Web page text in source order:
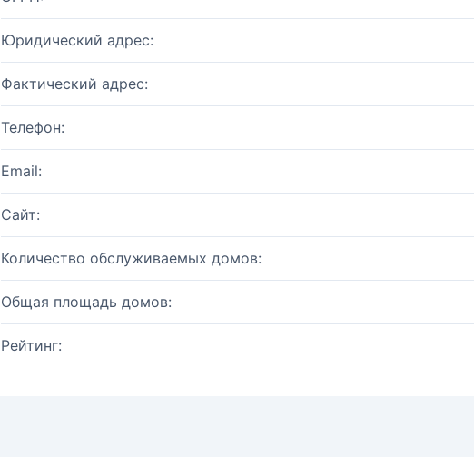
Юридический адрес:
Фактический адрес:
Телефон:
Email:
Сайт:
Количество обслуживаемых домов:
Общая площадь домов:
Рейтинг: